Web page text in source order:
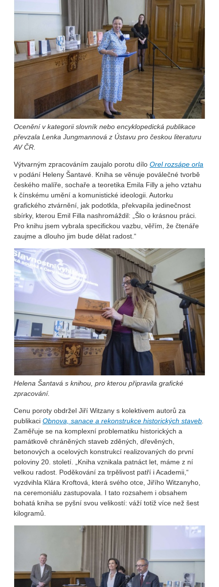
Ocenění v kategorii slovník nebo encyklopedická publikace
převzala Lenka Jungmannová z Ústavu pro českou literaturu
AV ČR.
Výtvarným zpracováním zaujalo porotu dílo Orel rozsápe orla
v podání Heleny Šantavé. Kniha se věnuje poválečné tvorbě
českého malíře, sochaře a teoretika Emila Filly a jeho vztahu
k čínskému umění a komunistické ideologii. Autorku
grafického ztvárnění, jak podotkla, překvapila jedinečnost
sbírky, kterou Emil Filla nashromáždil: „Šlo o krásnou práci.
Pro knihu jsem vybrala specifickou vazbu, věřím, že čtenáře
zaujme a dlouho jim bude dělat radost.“
Helena Šantavá s knihou, pro kterou připravila grafické
zpracování.
Cenu poroty obdržel Jiří Witzany s kolektivem autorů za
publikaci Obnova, sanace a rekonstrukce historických staveb.
Zaměřuje se na komplexní problematiku historických a
památkově chráněných staveb zděných, dřevěných,
betonových a ocelových konstrukcí realizovaných do první
poloviny 20. století. „Kniha vznikala patnáct let, máme z ní
velkou radost. Poděkování za trpělivost patří i Academii,“
vyzdvihla Klára Kroftová, která svého otce, Jiřího Witzanyho,
na ceremoniálu zastupovala. I tato rozsahem i obsahem
bohatá kniha se pyšní svou velikostí: váží totiž více než šest
kilogramů.